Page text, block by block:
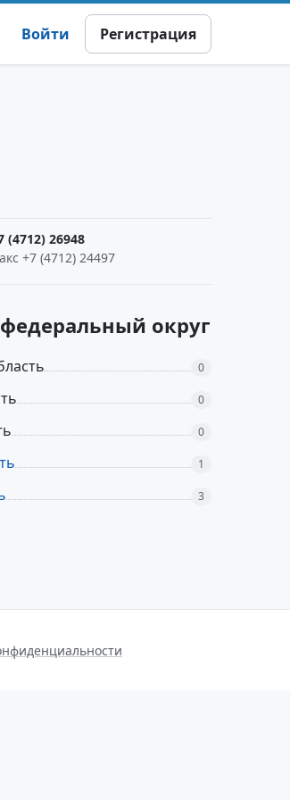
Войти Регистрация
(4712) 26948
+7 (4712) 24497
округ
0
0
0
1
3